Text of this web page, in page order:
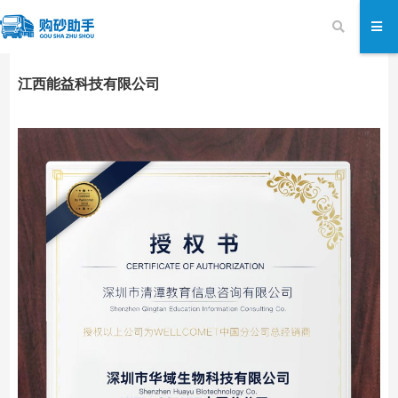
江西能益科技有限公司